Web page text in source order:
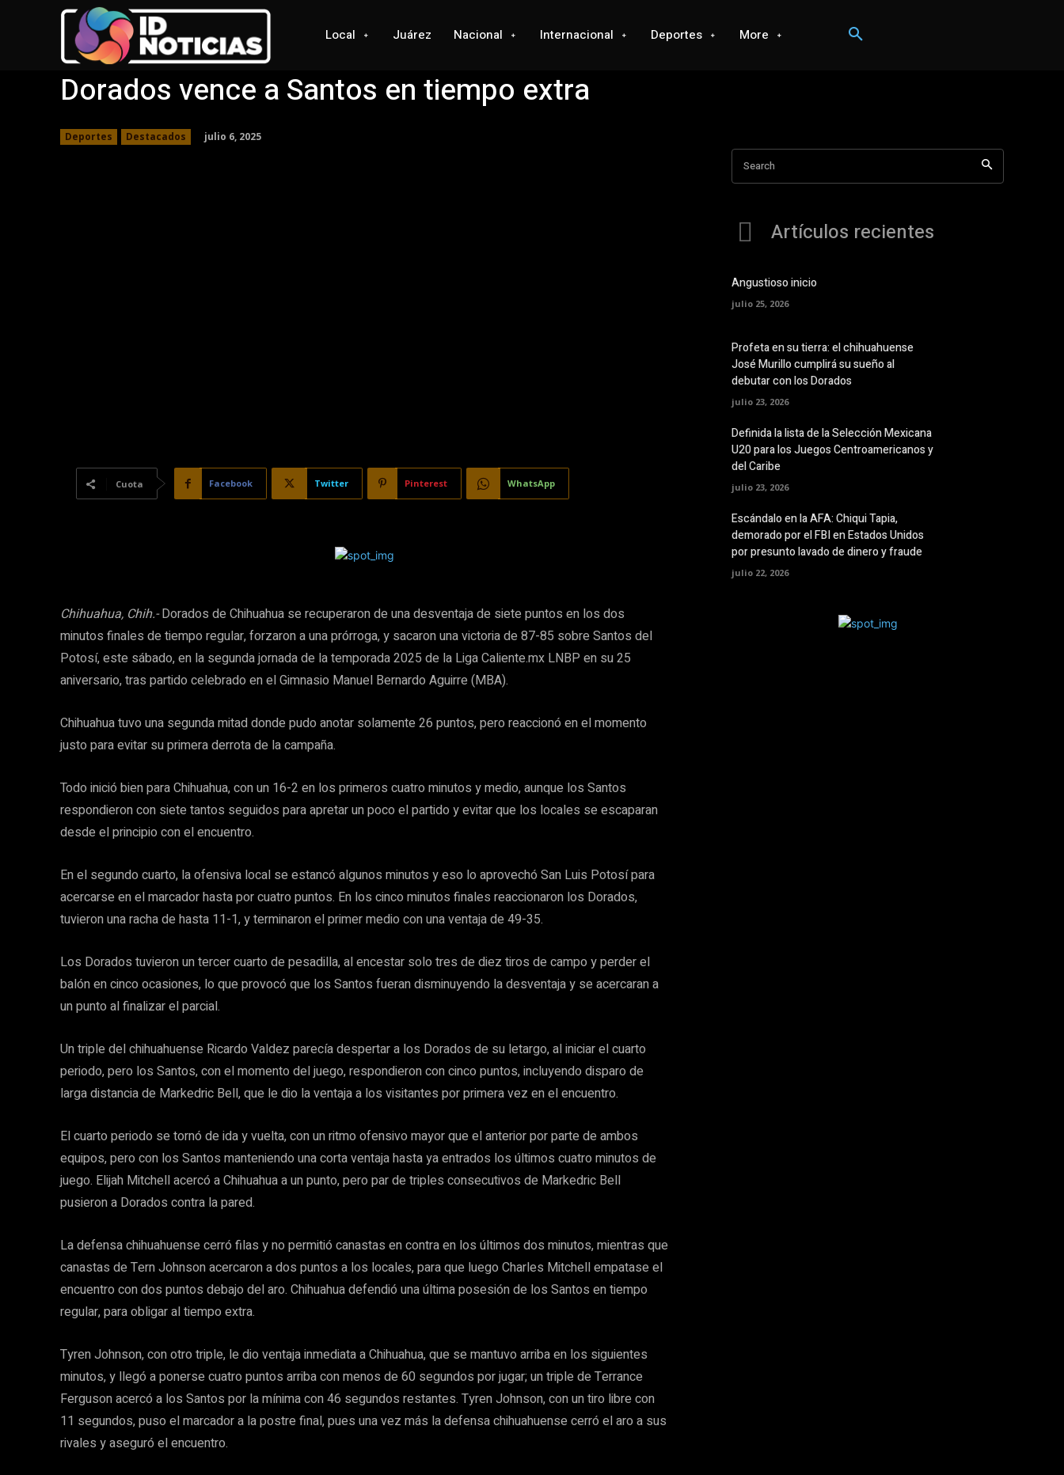
Local Juárez Nacional Internacional Deportes More
Dorados vence a Santos en tiempo extra
Deportes Destacados julio 6, 2025
Cuota Facebook Twitter Pinterest WhatsApp
Chihuahua, Chih.-Dorados de Chihuahua se recuperaron de una desventaja de siete puntos en los dos
minutos finales de tiempo regular, forzaron a una prórroga, y sacaron una victoria de 87-85 sobre Santos del
Potosí, este sábado, en la segunda jornada de la temporada 2025 de la Liga Caliente.mx LNBP en su 25
aniversario, tras partido celebrado en el Gimnasio Manuel Bernardo Aguirre (MBA).
Chihuahua tuvo una segunda mitad donde pudo anotar solamente 26 puntos, pero reaccionó en el momento
justo para evitar su primera derrota de la campaña.
Todo inició bien para Chihuahua, con un 16-2 en los primeros cuatro minutos y medio, aunque los Santos
respondieron con siete tantos seguidos para apretar un poco el partido y evitar que los locales se escaparan
desde el principio con el encuentro.
En el segundo cuarto, la ofensiva local se estancó algunos minutos y eso lo aprovechó San Luis Potosí para
acercarse en el marcador hasta por cuatro puntos. En los cinco minutos finales reaccionaron los Dorados,
tuvieron una racha de hasta 11-1, y terminaron el primer medio con una ventaja de 49-35.
Los Dorados tuvieron un tercer cuarto de pesadilla, al encestar solo tres de diez tiros de campo y perder el
balón en cinco ocasiones, lo que provocó que los Santos fueran disminuyendo la desventaja y se acercaran a
un punto al finalizar el parcial.
Un triple del chihuahuense Ricardo Valdez parecía despertar a los Dorados de su letargo, al iniciar el cuarto
periodo, pero los Santos, con el momento del juego, respondieron con cinco puntos, incluyendo disparo de
larga distancia de Markedric Bell, que le dio la ventaja a los visitantes por primera vez en el encuentro.
El cuarto periodo se tornó de ida y vuelta, con un ritmo ofensivo mayor que el anterior por parte de ambos
equipos, pero con los Santos manteniendo una corta ventaja hasta ya entrados los últimos cuatro minutos de
juego. Elijah Mitchell acercó a Chihuahua a un punto, pero par de triples consecutivos de Markedric Bell
pusieron a Dorados contra la pared.
La defensa chihuahuense cerró filas y no permitió canastas en contra en los últimos dos minutos, mientras que
canastas de Tern Johnson acercaron a dos puntos a los locales, para que luego Charles Mitchell empatase el
encuentro con dos puntos debajo del aro. Chihuahua defendió una última posesión de los Santos en tiempo
regular, para obligar al tiempo extra.
Tyren Johnson, con otro triple, le dio ventaja inmediata a Chihuahua, que se mantuvo arriba en los siguientes
minutos, y llegó a ponerse cuatro puntos arriba con menos de 60 segundos por jugar; un triple de Terrance
Ferguson acercó a los Santos por la mínima con 46 segundos restantes. Tyren Johnson, con un tiro libre con
11 segundos, puso el marcador a la postre final, pues una vez más la defensa chihuahuense cerró el aro a sus
rivales y aseguró el encuentro.
Search
Artículos recientes
Angustioso inicio
julio 25, 2026
Profeta en su tierra: el chihuahuense
José Murillo cumplirá su sueño al
debutar con los Dorados
julio 23, 2026
Definida la lista de la Selección Mexicana
U20 para los Juegos Centroamericanos y
del Caribe
julio 23, 2026
Escándalo en la AFA: Chiqui Tapia,
demorado por el FBI en Estados Unidos
por presunto lavado de dinero y fraude
julio 22, 2026